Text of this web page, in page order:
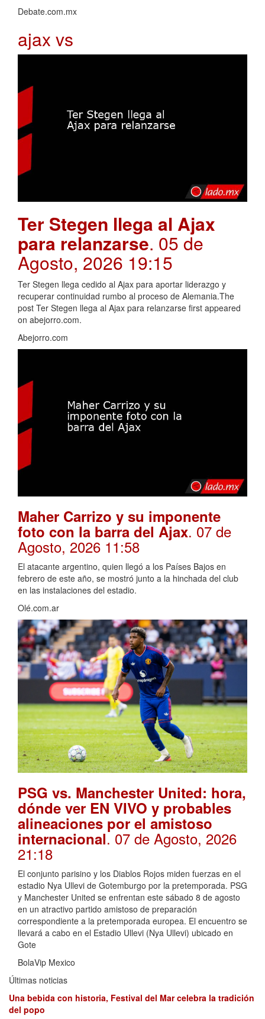
Debate.com.mx
ajax vs
Ter Stegen llega al Ajax
para relanzarse. 05 de
Agosto, 2026 19:15
Ter Stegen llega cedido al Ajax para aportar liderazgo y
recuperar continuidad rumbo al proceso de Alemania.The
post Ter Stegen llega al Ajax para relanzarse first appeared
on abejorro.com.
Abejorro.com
Maher Carrizo y su imponente
foto con la barra del Ajax. 07 de
Agosto, 2026 11:58
El atacante argentino, quien llegó a los Países Bajos en
febrero de este año, se mostró junto a la hinchada del club
en las instalaciones del estadio.
Olé.com.ar
PSG vs. Manchester United: hora,
dónde ver EN VIVO y probables
alineaciones por el amistoso
internacional. 07 de Agosto, 2026
21:18
El conjunto parisino y los Diablos Rojos miden fuerzas en el
estadio Nya Ullevi de Gotemburgo por la pretemporada. PSG
y Manchester United se enfrentan este sábado 8 de agosto
en un atractivo partido amistoso de preparación
correspondiente a la pretemporada europea. El encuentro se
llevará a cabo en el Estadio Ullevi (Nya Ullevi) ubicado en
Gote
BolaVip Mexico
Últimas noticias
Una bebida con historia, Festival del Mar celebra la tradición
del popo